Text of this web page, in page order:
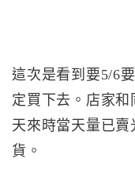
這次是看到要5/6
定買下去。店家
天來時當天量已
貨。